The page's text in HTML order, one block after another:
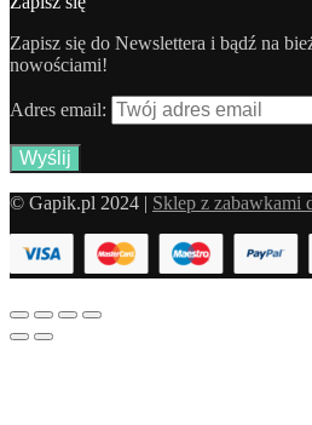
Zapisz się do Newslettera i bądź na
nowościami!
Adres email:
© Gapik.pl 2024 | Sklep z zabawkami